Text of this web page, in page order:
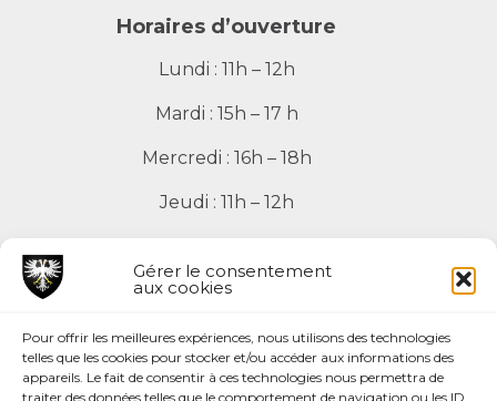
Gérer le consentement
aux cookies
Pour offrir les meilleures expériences, nous utilisons des technologies
telles que les cookies pour stocker et/ou accéder aux informations des
appareils. Le fait de consentir à ces technologies nous permettra de
traiter des données telles que le comportement de navigation ou les ID
Horaires d’ouverture
Lundi : 11h – 12h
Mardi : 15h – 17 h
Mercredi : 16h – 18h
Jeudi : 11h – 12h
Mentions légales